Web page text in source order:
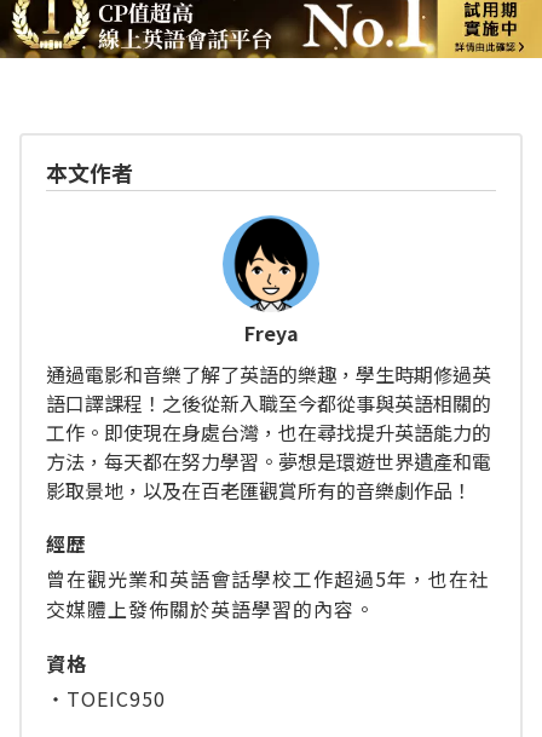
本文作者
Freya
通過電影和音樂了解了英語的樂趣，學生時期修過英
語口譯課程！之後從新入職至今都從事與英語相關的
工作。即使現在身處台灣，也在尋找提升英語能力的
方法，每天都在努力學習。夢想是環遊世界遺產和電
影取景地，以及在百老匯觀賞所有的音樂劇作品！
經歴
曾在觀光業和英語會話學校工作超過5年，也在社
交媒體上發佈關於英語學習的內容。
資格
・TOEIC950